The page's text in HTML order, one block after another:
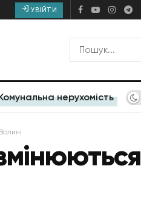
УВІЙТИ
нерухомість